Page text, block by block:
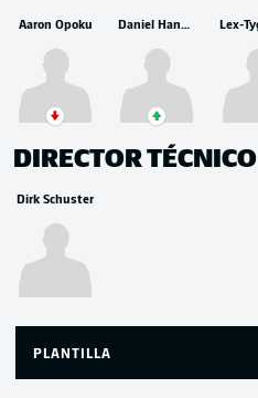
Aaron Opoku Daniel Hanslik
DIRECTOR TÉCNICO
Dirk Schuster
PLANTILLA